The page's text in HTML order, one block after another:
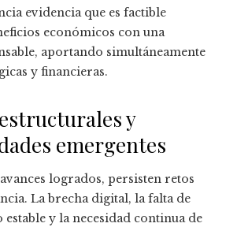
evidencia que es factible
económicos con una
aportando simultáneamente
y financieras.
y
emergentes
logrados, persisten retos
La brecha digital, la falta de
y la necesidad continua de